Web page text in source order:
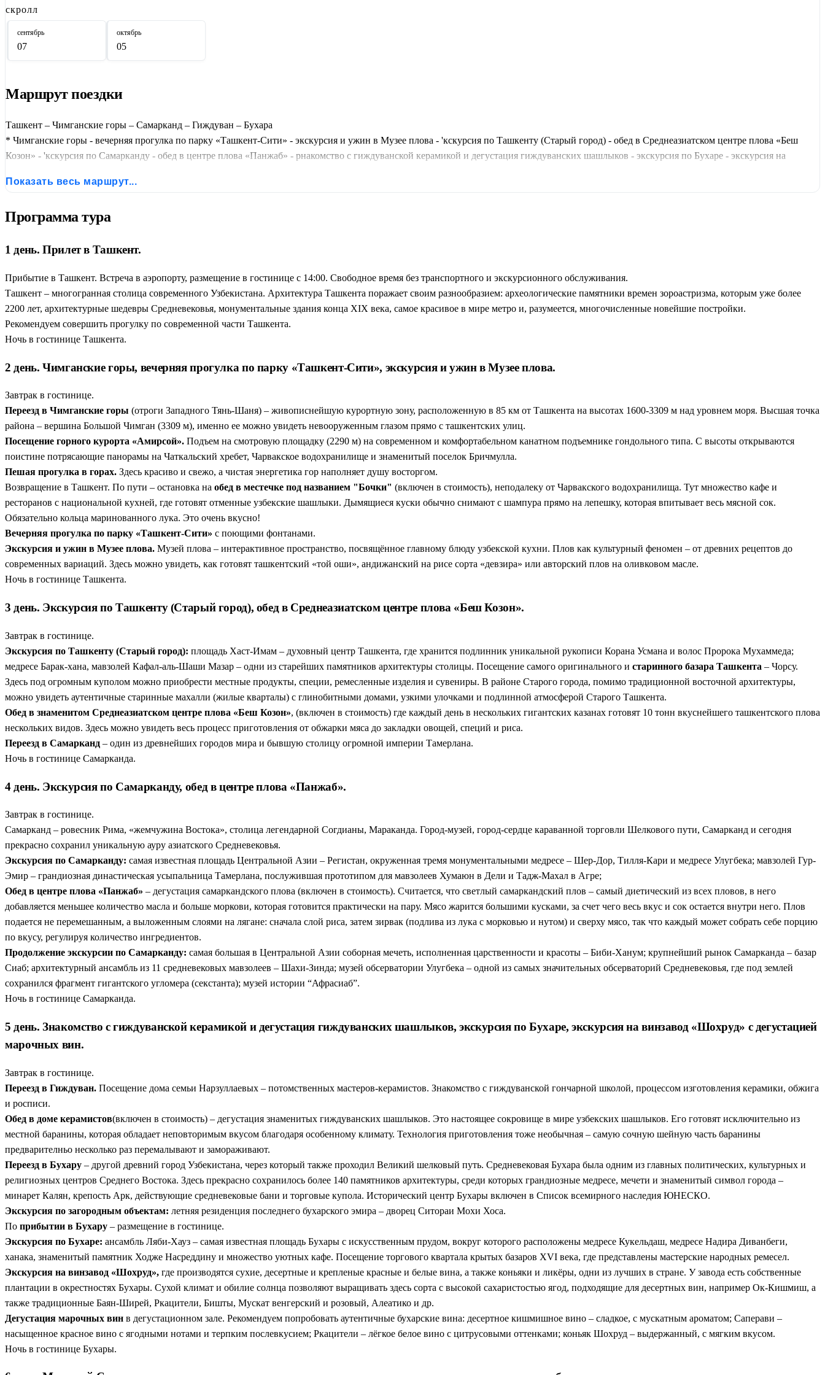
скролл
сентябрь
07
октябрь
05
Маршрут поездки
Ташкент – Чимганские горы – Самарканд – Гиждуван – Бухара
* Чимганские горы - вечерняя прогулка по парку «Ташкент-Сити» - экскурсия и ужин в Музее плова - 'кскурсия по Ташкенту (Старый город) - обед в Среднеазиатском центре плова «Беш
Козон» - 'кскурсия по Самарканду - обед в центре плова «Панжаб» - pнакомство с гиждуванской керамикой и дегустация гиждуванских шашлыков - экскурсия по Бухаре - экскурсия на
Показать весь маршрут...
Программа тура
1 день. Прилет в Ташкент.
Прибытие в Ташкент. Встреча в аэропорту, размещение в гостинице с 14:00. Свободное время без транспортного и экскурсионного обслуживания.
Ташкент – многогранная столица современного Узбекистана. Архитектура Ташкента поражает своим разнообразием: археологические памятники времен зороастризма, которым уже более
2200 лет, архитектурные шедевры Средневековья, монументальные здания конца XIX века, самое красивое в мире метро и, разумеется, многочисленные новейшие постройки.
Рекомендуем совершить прогулку по современной части Ташкента.
Ночь в гостинице Ташкента.
2 день. Чимганские горы, вечерняя прогулка по парку «Ташкент-Сити», экскурсия и ужин в Музее плова.
Завтрак в гостинице.
Переезд в Чимганские горы (отроги Западного Тянь-Шаня) – живописнейшую курортную зону, расположенную в 85 км от Ташкента на высотах 1600-3309 м над уровнем моря. Высшая точка
района – вершина Большой Чимган (3309 м), именно ее можно увидеть невооруженным глазом прямо с ташкентских улиц.
Посещение горного курорта «Амирсой». Подъем на смотровую площадку (2290 м) на современном и комфортабельном канатном подъемнике гондольного типа. С высоты открываются
поистине потрясающие панорамы на Чаткальский хребет, Чарвакское водохранилище и знаменитый поселок Бричмулла.
Пешая прогулка в горах. Здесь красиво и свежо, а чистая энергетика гор наполняет душу восторгом.
Возвращение в Ташкент. По пути – остановка на обед в местечке под названием "Бочки" (включен в стоимость), неподалеку от Чарвакского водохранилища. Тут множество кафе и
ресторанов с национальной кухней, где готовят отменные узбекские шашлыки. Дымящиеся куски обычно снимают с шампура прямо на лепешку, которая впитывает весь мясной сок.
Обязательно кольца маринованного лука. Это очень вкусно!
Вечерняя прогулка по парку «Ташкент-Сити» с поющими фонтанами.
Экскурсия и ужин в Музее плова. Музей плова – интерактивное пространство, посвящённое главному блюду узбекской кухни. Плов как культурный феномен – от древних рецептов до
современных вариаций. Здесь можно увидеть, как готовят ташкентский «той оши», андижанский на рисе сорта «девзира» или авторский плов на оливковом масле.
Ночь в гостинице Ташкента.
3 день. Экскурсия по Ташкенту (Старый город), обед в Среднеазиатском центре плова «Беш Козон».
Завтрак в гостинице.
Экскурсия по Ташкенту (Старый город): площадь Хаст-Имам – духовный центр Ташкента, где хранится подлинник уникальной рукописи Корана Усмана и волос Пророка Мухаммеда;
медресе Барак-хана, мавзолей Кафал-аль-Шаши Мазар – одни из старейших памятников архитектуры столицы. Посещение самого оригинального и старинного базара Ташкента – Чорсу.
Здесь под огромным куполом можно приобрести местные продукты, специи, ремесленные изделия и сувениры. В районе Старого города, помимо традиционной восточной архитектуры,
можно увидеть аутентичные старинные махалли (жилые кварталы) с глинобитными домами, узкими улочками и подлинной атмосферой Старого Ташкента.
Обед в знаменитом Среднеазиатском центре плова «Беш Козон», (включен в стоимость) где каждый день в нескольких гигантских казанах готовят 10 тонн вкуснейшего ташкентского плова
нескольких видов. Здесь можно увидеть весь процесс приготовления от обжарки мяса до закладки овощей, специй и риса.
Переезд в Самарканд – один из древнейших городов мира и бывшую столицу огромной империи Тамерлана.
Ночь в гостинице Самарканда.
4 день. Экскурсия по Самарканду, обед в центре плова «Панжаб».
Завтрак в гостинице.
Самарканд – ровесник Рима, «жемчужина Востока», столица легендарной Согдианы, Мараканда. Город-музей, город-сердце караванной торговли Шелкового пути, Самарканд и сегодня
прекрасно сохранил уникальную ауру азиатского Средневековья.
Экскурсия по Самарканду: самая известная площадь Центральной Азии – Регистан, окруженная тремя монументальными медресе – Шер-Дор, Тилля-Кари и медресе Улугбека; мавзолей Гур-
Эмир – грандиозная династическая усыпальница Тамерлана, послужившая прототипом для мавзолеев Хумаюн в Дели и Тадж-Махал в Агре;
Обед в центре плова «Панжаб» – дегустация самаркандского плова (включен в стоимость). Считается, что светлый самаркандский плов – самый диетический из всех пловов, в него
добавляется меньшее количество масла и больше моркови, которая готовится практически на пару. Мясо жарится большими кусками, за счет чего весь вкус и сок остается внутри него. Плов
подается не перемешанным, а выложенным слоями на лягане: сначала слой риса, затем зирвак (подлива из лука с морковью и нутом) и сверху мясо, так что каждый может собрать себе порцию
по вкусу, регулируя количество ингредиентов.
Продолжение экскурсии по Самарканду: самая большая в Центральной Азии соборная мечеть, исполненная царственности и красоты – Биби-Ханум; крупнейший рынок Самарканда – базар
Сиаб; архитектурный ансамбль из 11 средневековых мавзолеев – Шахи-Зинда; музей обсерватории Улугбека – одной из самых значительных обсерваторий Средневековья, где под землей
сохранился фрагмент гигантского угломера (секстанта); музей истории “Афрасиаб”.
Ночь в гостинице Самарканда.
5 день. Знакомство с гиждуванской керамикой и дегустация гиждуванских шашлыков, экскурсия по Бухаре, экскурсия на винзавод «Шохруд» с дегустацией
марочных вин.
Завтрак в гостинице.
Переезд в Гиждуван. Посещение дома семьи Нарзуллаевых – потомственных мастеров-керамистов. Знакомство с гиждуванской гончарной школой, процессом изготовления керамики, обжига
и росписи.
Обед в доме керамистов(включен в стоимость) – дегустация знаменитых гиждуванских шашлыков. Это настоящее сокровище в мире узбекских шашлыков. Его готовят исключительно из
местной баранины, которая обладает неповторимым вкусом благодаря особенному климату. Технология приготовления тоже необычная – самую сочную шейную часть баранины
предварителньо несколько раз перемалывают и замораживают.
Переезд в Бухару – другой древний город Узбекистана, через который также проходил Великий шелковый путь. Средневековая Бухара была одним из главных политических, культурных и
религиозных центров Среднего Востока. Здесь прекрасно сохранилось более 140 памятников архитектуры, среди которых грандиозные медресе, мечети и знаменитый символ города –
минарет Калян, крепость Арк, действующие средневековые бани и торговые купола. Исторический центр Бухары включен в Список всемирного наследия ЮНЕСКО.
Экскурсия по загородным объектам: летняя резиденция последнего бухарского эмира – дворец Ситораи Мохи Хоса.
По прибытии в Бухару – размещение в гостинице.
Экскурсия по Бухаре: ансамбль Ляби-Хауз – самая известная площадь Бухары с искусственным прудом, вокруг которого расположены медресе Кукельдаш, медресе Надира Диванбеги,
ханака, знаменитый памятник Ходже Насреддину и множество уютных кафе. Посещение торгового квартала крытых базаров XVI века, где представлены мастерские народных ремесел.
Экскурсия на винзавод «Шохруд», где производятся сухие, десертные и крепленые красные и белые вина, а также коньяки и ликёры, одни из лучших в стране. У завода есть собственные
плантации в окрестностях Бухары. Сухой климат и обилие солнца позволяют выращивать здесь сорта с высокой сахаристостью ягод, подходящие для десертных вин, например Ок-Кишмиш, а
также традиционные Баян-Ширей, Ркацители, Бишты, Мускат венгерский и розовый, Алеатико и др.
Дегустация марочных вин в дегустационном зале. Рекомендуем попробовать аутентичные бухарские вина: десертное кишмишное вино – сладкое, с мускатным ароматом; Саперави –
насыщенное красное вино с ягодными нотами и терпким послевкусием; Ркацители – лёгкое белое вино с цитрусовыми оттенками; коньяк Шохруд – выдержанный, с мягким вкусом.
Ночь в гостинице Бухары.